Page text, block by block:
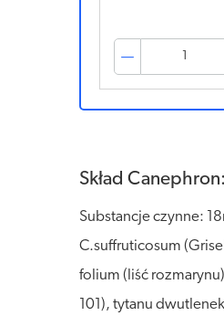
Skład Canephron:
Substancje czynne:
C.suffruticosum
folium (liść
101), tytanu